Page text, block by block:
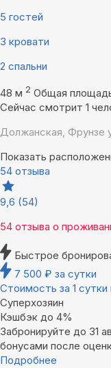
5 гостей
3 кровати
2 спальни
48 м 2 Общая
Сейчас смотрит 1
Должанская, Фрунзе
Показать
54 отзыва
9,6 (54)
54 отзыва о
Быстрое
7 500 ₽ за сутки
Стоимость за 1 сутки
Суперхозяин
Кэшбэк до 4%
Забронируйте до 31
бонусами после
Подробнее